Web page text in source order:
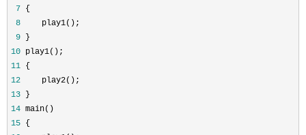
7 {
8 play1();
9 }
10 play1();
11 {
12 play2();
13 }
14 main()
15 {